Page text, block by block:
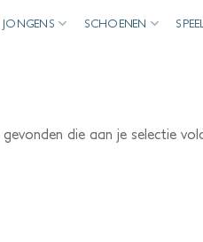
JONGENS SCHOENEN
die aan je selectie